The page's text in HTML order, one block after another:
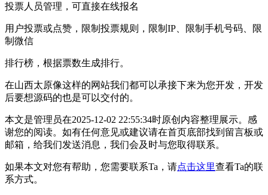
投票人员管理，可直接在线报名
用户投票或点赞，限制投票规则，限制IP、限制手机号码、限
制微信
排行榜，根据票数生成排行。
在山西太原像这样的网站我们都可以承接下来为您开发，开发
后要想源码的也是可以交付的。
本文是管理员在2025-12-02 22:55:34时原创内容整理展示。感
谢您的阅读。如有任何意见或建议请在首页底部找到留言板或
邮箱，给我们发送消息，我们会及时与您取得联系。
如果本文对您有帮助，您需要联系Ta，请点击这里查看Ta的联
系方式。